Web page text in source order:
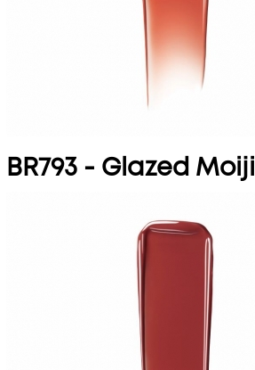
BR793 - Glazed Moiji